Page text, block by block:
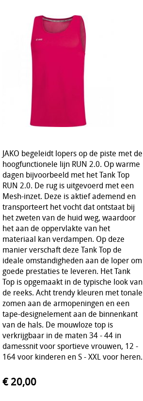
Stanno keeperskleding
JAKO begeleidt lopers op de piste met de
hoogfunctionele lijn RUN 2.0. Op warme
dagen bijvoorbeeld met het Tank Top
RUN 2.0. De rug is uitgevoerd met een
Mesh-inzet. Deze is aktief ademend en
transporteert het vocht dat ontstaat bij
het zweten van de huid weg, waardoor
het aan de oppervlakte van het
materiaal kan verdampen. Op deze
manier verschaft deze Tank Top de
ideale omstandigheden aan de loper om
goede prestaties te leveren. Het Tank
Top is opgemaakt in de typische look van
de reeks. Acht trendy kleuren met tonale
zomen aan de armopeningen en een
tape-designelement aan de binnenkant
van de hals. De mouwloze top is
verkrijgbaar in de maten 34 - 44 in
damessnit voor sportieve vrouwen, 12 -
164 voor kinderen en S - XXL voor heren.
€ 20,00